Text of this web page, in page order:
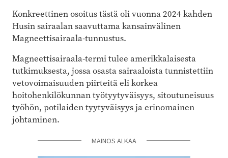
Konkreettinen osoitus tästä oli vuonna 2024 kahden
Husin sairaalan saavuttama kansainvälinen
Magneettisairaala-tunnustus.
Magneettisairaala-termi tulee amerikkalaisesta
tutkimuksesta, jossa osasta sairaaloista tunnistettiin
vetovoimaisuuden piirteitä eli korkea
hoitohenkilökunnan työtyytyväisyys, sitoutuneisuus
työhön, potilaiden tyytyväisyys ja erinomainen
johtaminen.
MAINOS ALKAA